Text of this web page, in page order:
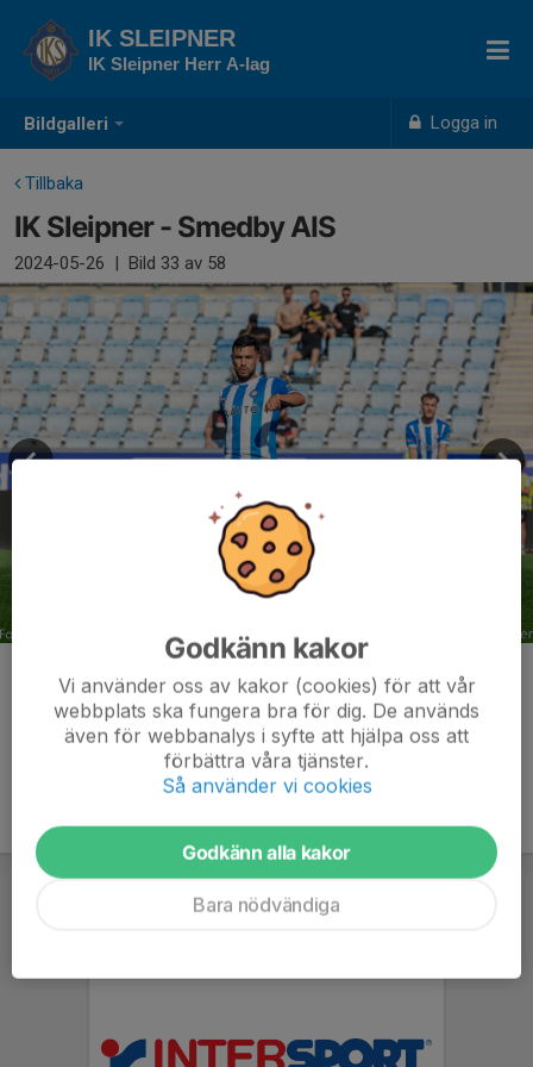
Bildgalleri Logga in
IK SLEIPNER
IK Sleipner Herr A-lag
Tillbaka
IK Sleipner - Smedby AIS
2024-05-26 | Bild 33 av 58
Kommentarer
Godkänn kakor
Vi använder oss av kakor (cookies) för att vår
webbplats ska fungera bra för dig. De används
även för webbanalys i syfte att hjälpa oss att
förbättra våra tjänster.
Så använder vi cookies
Godkänn alla kakor
Bara nödvändiga